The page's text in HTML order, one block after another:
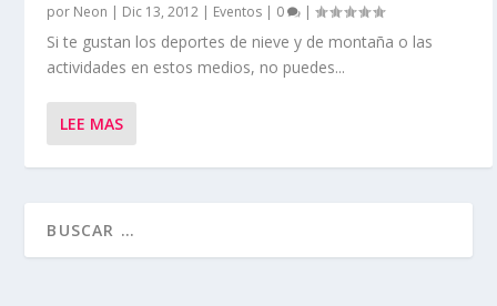
por Neon | Dic 13, 2012 | Eventos | 0 |
Si te gustan los deportes de nieve y de montaña o las
actividades en estos medios, no puedes...
LEE MAS